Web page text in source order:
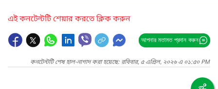
এই কনটেন্টটি শেয়ার করতে ক্লিক করুন
আপনার মতামত প্রদান করুন
কনটেন্টটি শেষ হাল-নাগাদ করা হয়েছে: রবিবার, ৫ এপ্রিল, ২০২৬ এ ০১:৫০ PM